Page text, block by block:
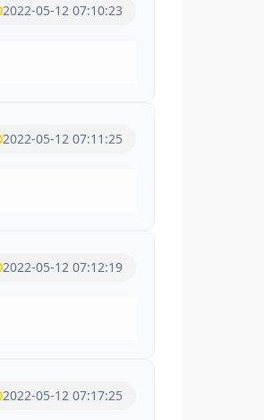
2022-05-12 07:10:23
2022-05-12 07:11:25
2022-05-12 07:12:19
2022-05-12 07:17:25